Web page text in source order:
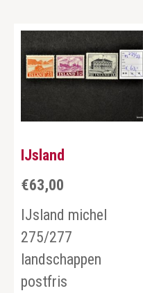
IJsland
€63,00
IJsland michel
275/277
landschappen
postfris